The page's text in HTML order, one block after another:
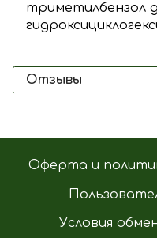
триметилбензол
Отзывы
Оферта и
Условия